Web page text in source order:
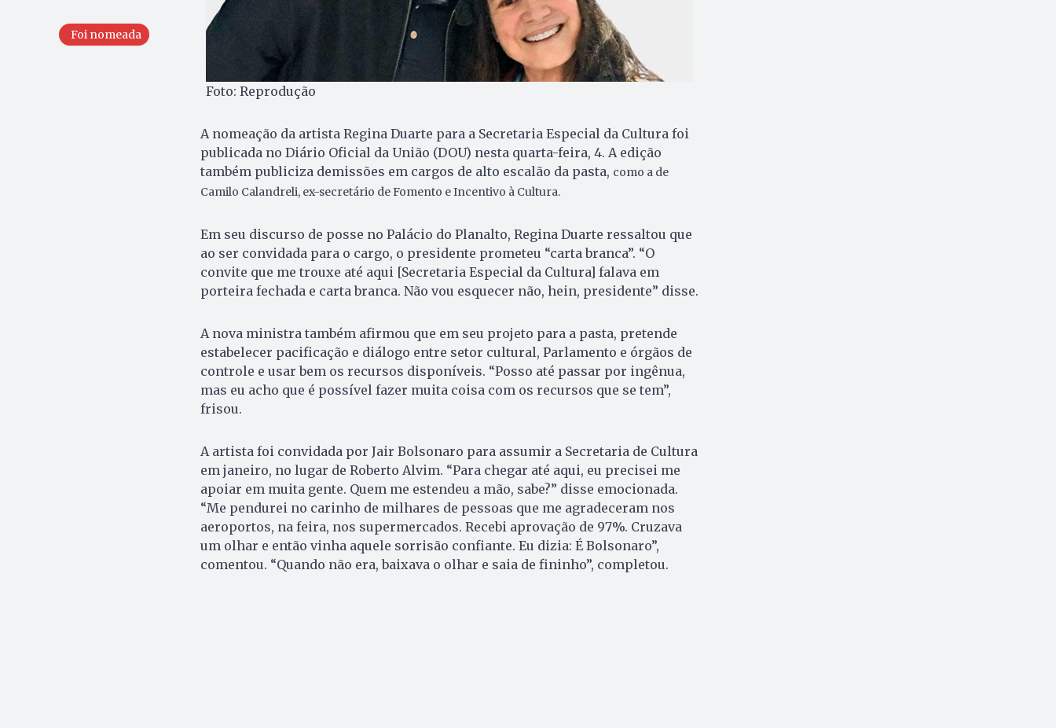
Foi nomeada
Foto: Reprodução
A nomeação da artista Regina Duarte para a Secretaria Especial da Cultura foi
publicada no Diário Oficial da União (DOU) nesta quarta-feira, 4. A edição
também publiciza demissões em cargos de alto escalão da pasta, como a de
Camilo Calandreli, ex-secretário de Fomento e Incentivo à Cultura.
Em seu discurso de posse no Palácio do Planalto, Regina Duarte ressaltou que
ao ser convidada para o cargo, o presidente prometeu “carta branca”. “O
convite que me trouxe até aqui [Secretaria Especial da Cultura] falava em
porteira fechada e carta branca. Não vou esquecer não, hein, presidente” disse.
A nova ministra também afirmou que em seu projeto para a pasta, pretende
estabelecer pacificação e diálogo entre setor cultural, Parlamento e órgãos de
controle e usar bem os recursos disponíveis. “Posso até passar por ingênua,
mas eu acho que é possível fazer muita coisa com os recursos que se tem”,
frisou.
A artista foi convidada por Jair Bolsonaro para assumir a Secretaria de Cultura
em janeiro, no lugar de Roberto Alvim. “Para chegar até aqui, eu precisei me
apoiar em muita gente. Quem me estendeu a mão, sabe?” disse emocionada.
“Me pendurei no carinho de milhares de pessoas que me agradeceram nos
aeroportos, na feira, nos supermercados. Recebi aprovação de 97%. Cruzava
um olhar e então vinha aquele sorrisão confiante. Eu dizia: É Bolsonaro”,
comentou. “Quando não era, baixava o olhar e saia de fininho”, completou.